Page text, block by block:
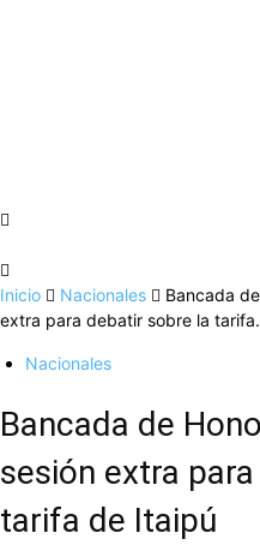
Inicio Nacionales
Bancada
extra para debatir sobre la
Nacionales
Bancada de
sesión extra
tarifa de Itaipú